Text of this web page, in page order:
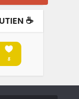
☕️